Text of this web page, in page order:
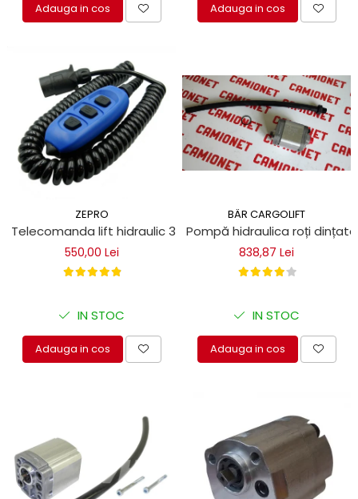
Adauga in cos Adauga in cos
ZEPRO
Telecomanda lift hidraulic 3 butoane, 7 poli
550,00 Lei
IN STOC
Adauga in cos
BÄR CARGOLIFT
Pompă hidraulica roți
838,87 Lei
IN STOC
Adauga in cos